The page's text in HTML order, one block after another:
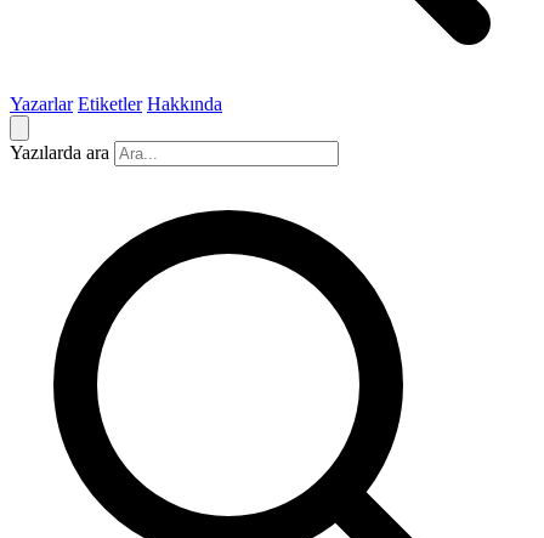
Yazarlar Etiketler Hakkında
Yazılarda ara